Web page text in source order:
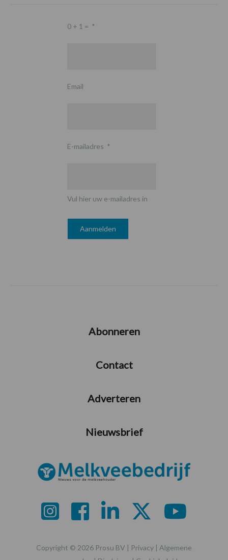
0 + 1 = *
Email
E-mailadres *
Vul hier uw e-mailadres in
Abonneren
Contact
Adverteren
Nieuwsbrief
Copyright © 2026 Prosu BV | Privacy | Algemene